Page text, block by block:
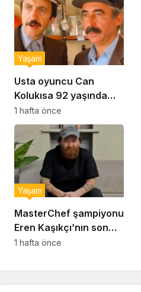
Usta oyuncu Can
Kolukısa 92 yaşında
hayatını kaybetti
Yaşam
1 hafta önce
MasterChef şampiyonu
Eren Kaşıkçı’nın son
anlarındaki kahreden
Yaşam
1 hafta önce